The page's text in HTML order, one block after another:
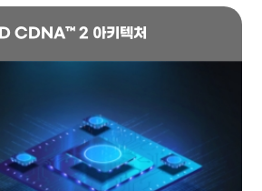
CDNA™ 2 아키텍처